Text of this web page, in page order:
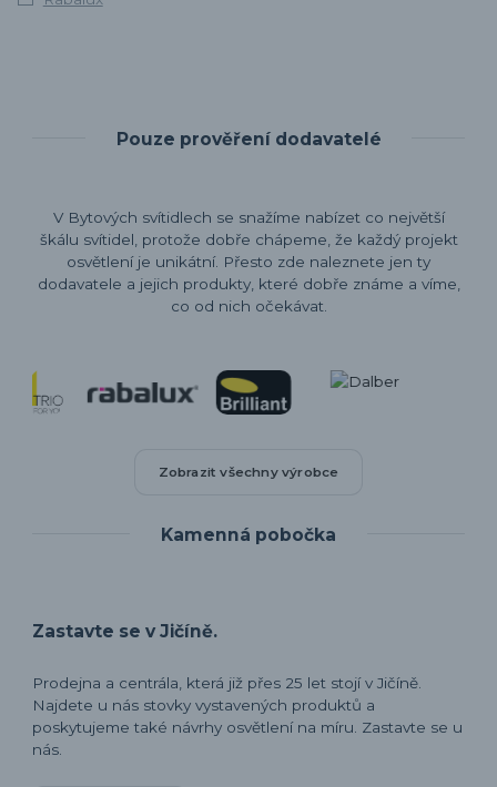
Pouze prověření dodavatelé
V Bytových svítidlech se snažíme nabízet co největší
škálu svítidel, protože dobře chápeme, že každý projekt
osvětlení je unikátní. Přesto zde naleznete jen ty
dodavatele a jejich produkty, které dobře známe a víme,
co od nich očekávat.
Zobrazit všechny výrobce
Kamenná pobočka
Zastavte se v Jičíně.
Prodejna a centrála, která již přes 25 let stojí v Jičíně.
Najdete u nás stovky vystavených produktů a
poskytujeme také návrhy osvětlení na míru. Zastavte se u
nás.